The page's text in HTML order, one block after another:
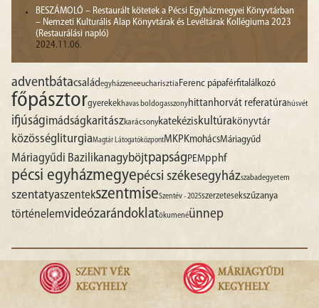
BESZÁMOLÓ – Restaurált kötetek a Pécsi Egyházmegyei Könyvtárban
– Nemzeti Kulturális Alap Könyvtárak és Levéltárak Kollégiuma 2023
(Restaurálási napló)
2024.11.06.
adventbátacsaládegyházzeneeucharisztiaFerenc pápaférfitalálkozó
főpásztorgyerekekhavas boldogasszonyhittanhorvát referatúrahúsvét
ifjúságimádságkaritászkarácsonykatekéziskultúrakönyvtár
közösségliturgiaMagtár LátogatóközpontMKPKmohácsMáriagyűd
Máriagyűdi BazilikanagyböjtpapságPEMpphf
pécsi egyházmegyepécsi székesegyházszabadegyetem
szentatyaszentekszentmiseSzentév - 2025szerzetesekszűzanya
történelemvideózarándoklatökumenéünnep